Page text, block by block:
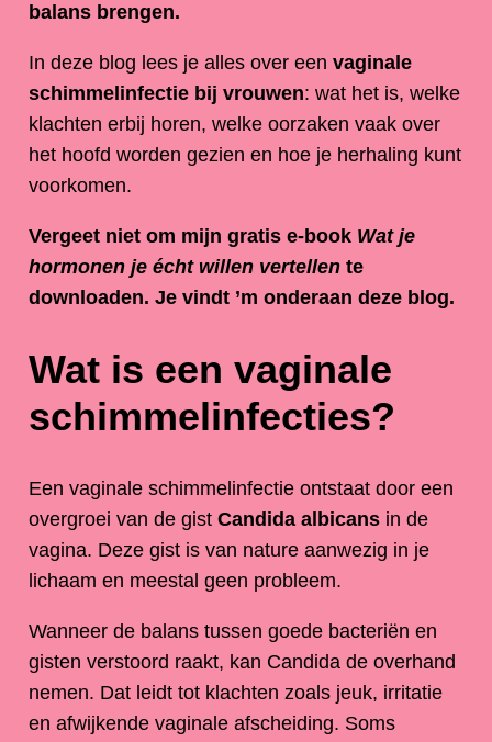
balans brengen.
In deze blog lees je alles over een vaginale
schimmelinfectie bij vrouwen: wat het is, welke
klachten erbij horen, welke oorzaken vaak over
het hoofd worden gezien en hoe je herhaling kunt
voorkomen.
Vergeet niet om mijn gratis e-book Wat je
hormonen je écht willen vertellente
downloaden. Je vindt ’m onderaan deze blog.
Wat is een vaginale
schimmelinfecties?
Een vaginale schimmelinfectie ontstaat door een
overgroei van de gist Candida albicansin de
vagina. Deze gist is van nature aanwezig in je
lichaam en meestal geen probleem.
Wanneer de balans tussen goede bacteriën en
gisten verstoord raakt, kan Candida de overhand
nemen. Dat leidt tot klachten zoals jeuk, irritatie
en afwijkende vaginale afscheiding. Soms